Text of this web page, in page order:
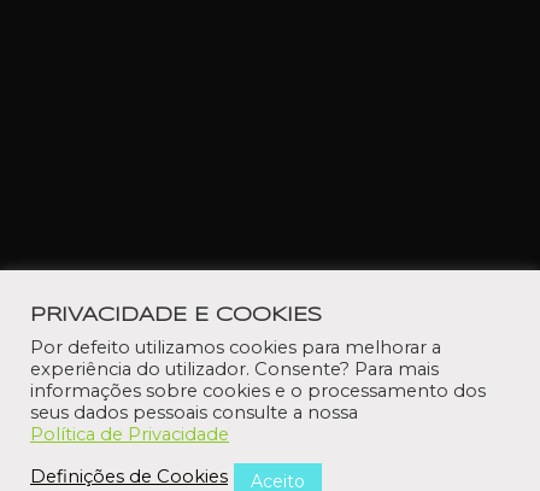
PRIVACIDADE E COOKIES
Por defeito utilizamos cookies para melhorar a
experiência do utilizador. Consente? Para mais
informações sobre cookies e o processamento dos
seus dados pessoais consulte a nossa
Política de Privacidade
Definições de Cookies
Aceito